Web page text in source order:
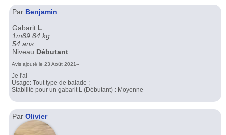
Par Benjamin
Gabarit L
1m89 84 kg.
54 ans
Niveau Débutant
Avis ajouté le 23 Août 2021--
Je l'ai
Usage: Tout type de balade ;
Stabilité pour un gabarit L (Débutant) : Moyenne
Par Olivier